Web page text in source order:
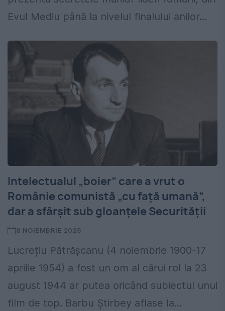
Evul Mediu până la nivelul finalului anilor...
Intelectualul „boier” care a vrut o
Românie comunistă „cu față umană”,
dar a sfârșit sub gloanțele Securității
8 NOIEMBRIE 2025
Lucrețiu Pătrășcanu (4 noiembrie 1900-17
aprilie 1954) a fost un om al cărui rol la 23
august 1944 ar putea oricând subiectul unui
film de top. Barbu Știrbey aflase la...